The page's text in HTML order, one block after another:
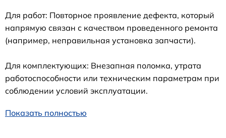
Для работ: Повторное проявление дефекта, который
напрямую связан с качеством проведенного ремонта
(например, неправильная установка запчасти).
Для комплектующих: Внезапная поломка, утрата
работоспособности или техническим параметрам при
соблюдении условий эксплуатации.
Показать полностью